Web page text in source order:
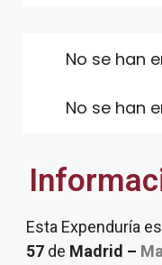
No se han
No se han
Esta Expenduría
57 de Madrid –